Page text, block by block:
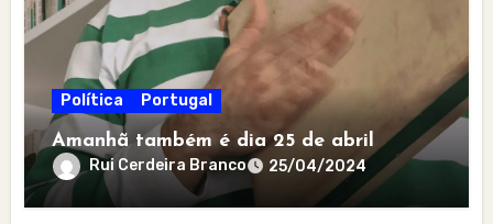
Política Portugal
Amanhã também é dia 25 de abril
Rui Cerdeira Branco 25/04/2024